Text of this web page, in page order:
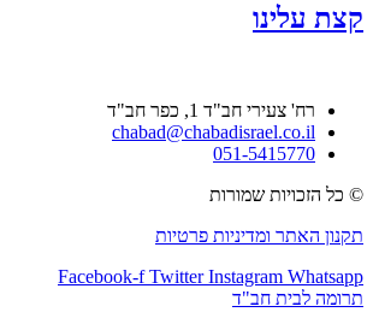
קצת עלינו
רח' צעירי חב"ד 1, כפר חב"ד
chabad@chabadisrael.co.il
051-5415770
© כל הזכויות שמורות
תקנון האתר ומדיניות פרטיות
Facebook-f Twitter Instagram Whatsapp
תרומה לבית חב"ד